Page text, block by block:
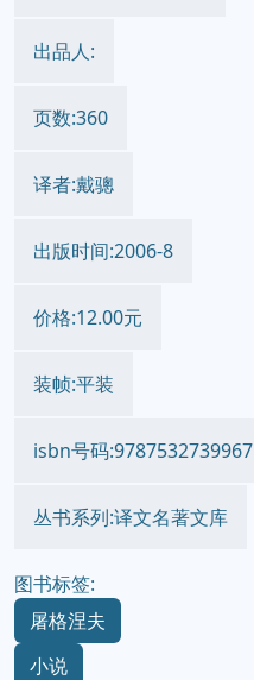
出品人:
页数:360
译者:戴骢
出版时间:2006-8
价格:12.00元
装帧:平装
isbn号码:9787532739967
丛书系列:译文名著文库
图书标签:
屠格涅夫
小说